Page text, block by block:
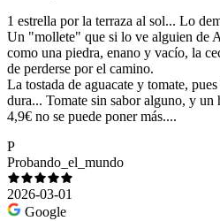
1 estrella por la terraza al sol... Lo
Un "mollete" que si lo ve alguien de
como una piedra, enano y vacío, la
de perderse por el camino.
La tostada de aguacate y tomate,
dura... Tomate sin sabor alguno, y
4,9€ no se puede poner más....
P
Probando_el_mundo
2026-03-01
Google